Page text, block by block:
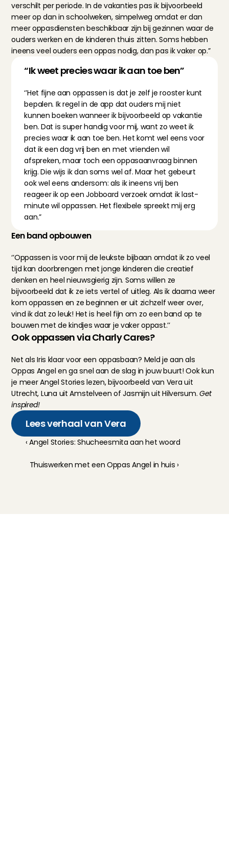
verschilt per periode. In de vakanties pas ik bijvoorbeeld
meer op dan in schoolweken, simpelweg omdat er dan
meer oppasdiensten beschikbaar zijn bij gezinnen waar de
ouders werken en de kinderen thuis zitten. Soms hebben
ineens veel ouders een oppas nodig, dan pas ik vaker op.”
“Ik weet precies waar ik aan toe ben”
‘’Het fijne aan oppassen is dat je zelf je rooster kunt
bepalen. Ik regel in de app dat ouders mij niet
kunnen boeken wanneer ik bijvoorbeeld op vakantie
ben. Dat is super handig voor mij, want zo weet ik
precies waar ik aan toe ben. Het komt wel eens voor
dat ik een dag vrij ben en met vrienden wil
afspreken, maar toch een oppasaanvraag binnen
krijg. Die wijs ik dan soms wel af. Maar het gebeurt
ook wel eens andersom: als ik ineens vrij ben
reageer ik op een Jobboard verzoek omdat ik last-
minute wil oppassen. Het flexibele spreekt mij erg
aan.”
Een band opbouwen
‘’Oppassen is voor mij de leukste bijbaan omdat ik zo veel
tijd kan doorbrengen met jonge kinderen die creatief
denken en heel nieuwsgierig zijn. Soms willen ze
bijvoorbeeld dat ik ze iets vertel of uitleg. Als ik daarna weer
kom oppassen en ze beginnen er uit zichzelf weer over,
vind ik dat zo leuk! Het is heel fijn om zo een band op te
bouwen met de kindjes waar je vaker oppast.’’
Ook oppassen via Charly Cares?
Net als Iris klaar voor een oppasbaan? Meld je aan als
Oppas Angel en ga snel aan de slag in jouw buurt! Ook kun
je meer Angel Stories lezen, bijvoorbeeld van Vera uit
Utrecht, Luna uit Amstelveen of Jasmijn uit Hilversum. Get
inspired!
Lees verhaal van Vera
‹ Angel Stories: Shucheesmita aan het woord
Thuiswerken met een Oppas Angel in huis ›